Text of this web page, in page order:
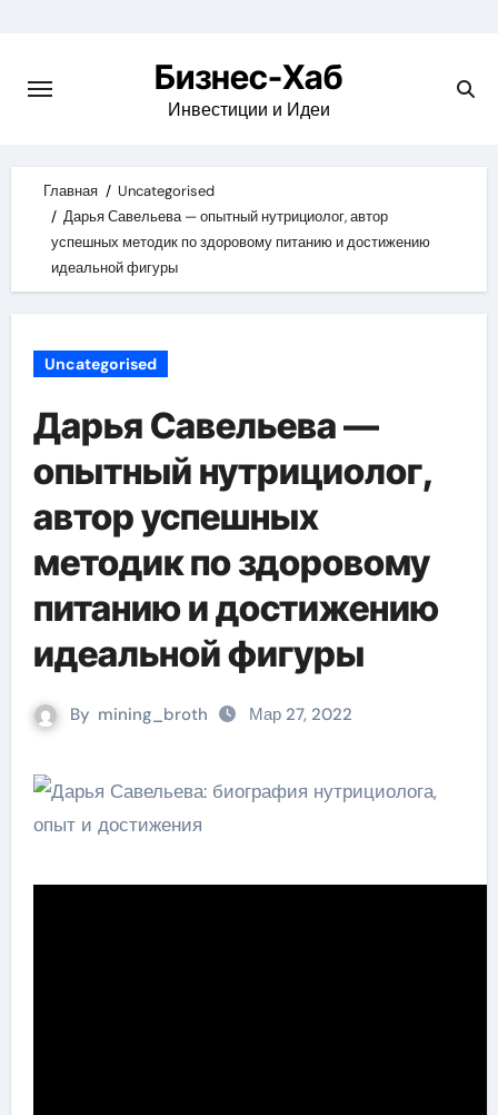
content
Бизнес-Хаб
Инвестиции и Идеи
Главная
Uncategorised
Дарья Савельева — опытный нутрициолог, автор
успешных методик по здоровому питанию и достижению
идеальной фигуры
Uncategorised
Дарья Савельева —
опытный нутрициолог,
автор успешных
методик по здоровому
питанию и достижению
идеальной фигуры
By mining_broth Мар 27, 2022